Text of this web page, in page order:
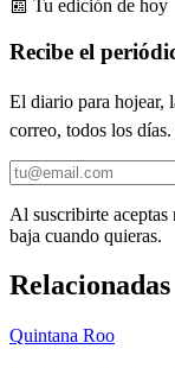
📰 Tu edición de hoy
Recibe el
El diario para hojear,
correo, todos los
Al suscribirte aceptas
baja cuando quieras.
Relacionadas
Quintana Roo